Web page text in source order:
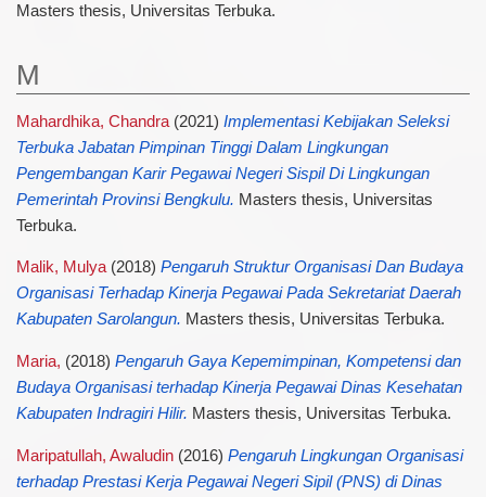
Masters thesis, Universitas Terbuka.
M
Mahardhika, Chandra(2021) Implementasi Kebijakan Seleksi
Terbuka Jabatan Pimpinan Tinggi Dalam Lingkungan
Pengembangan Karir Pegawai Negeri Sispil Di Lingkungan
Pemerintah Provinsi Bengkulu. Masters thesis, Universitas
Terbuka.
Malik, Mulya(2018) Pengaruh Struktur Organisasi Dan Budaya
Organisasi Terhadap Kinerja Pegawai Pada Sekretariat Daerah
Kabupaten Sarolangun. Masters thesis, Universitas Terbuka.
Maria, (2018) Pengaruh Gaya Kepemimpinan, Kompetensi dan
Budaya Organisasi terhadap Kinerja Pegawai Dinas Kesehatan
Kabupaten Indragiri Hilir. Masters thesis, Universitas Terbuka.
Maripatullah, Awaludin(2016) Pengaruh Lingkungan Organisasi
terhadap Prestasi Kerja Pegawai Negeri Sipil (PNS) di Dinas